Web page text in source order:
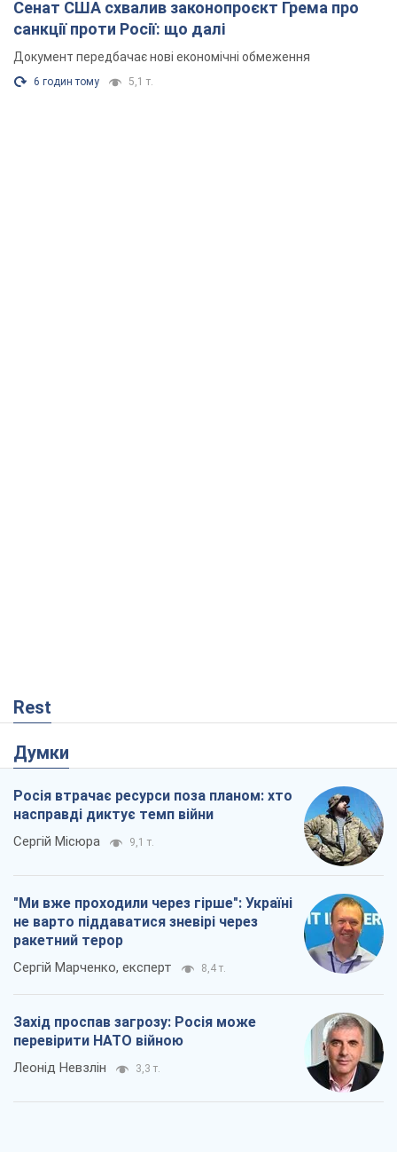
Сенат США схвалив законопроєкт Грема про
санкції проти Росії: що далі
Документ передбачає нові економічні обмеження
6 годин тому 5,1 т.
Rest
Думки
Росія втрачає ресурси поза планом: хто
насправді диктує темп війни
Сергій Місюра 9,1 т.
"Ми вже проходили через гірше": Україні
не варто піддаватися зневірі через
ракетний терор
Сергій Марченко, експерт 8,4 т.
Захід проспав загрозу: Росія може
перевірити НАТО війною
Леонід Невзлін 3,3 т.